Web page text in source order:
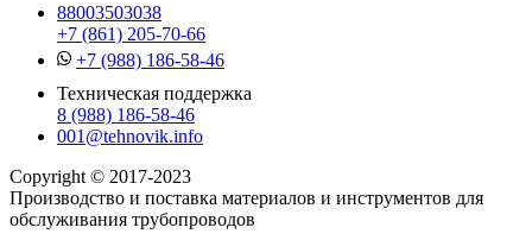
88003503038
+7 (861) 205-70-66
+7 (988) 186-58-46
Техническая поддержка
8 (988) 186-58-46
001@tehnovik.info
Copyright © 2017-2023
Производство и поставка материалов и инструментов для
обслуживания трубопроводов